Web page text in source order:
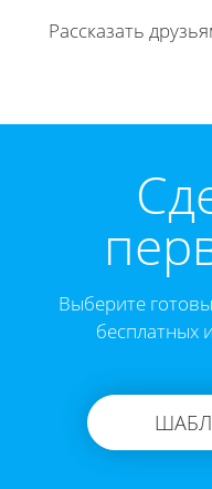
Рассказать
Выберите
бесплатных